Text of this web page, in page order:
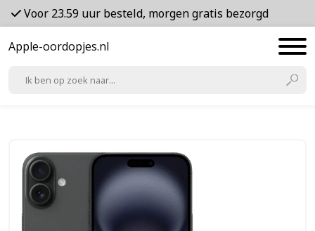
Voor 23.59 uur besteld, morgen gratis bezorgd
Apple-oordopjes.nl